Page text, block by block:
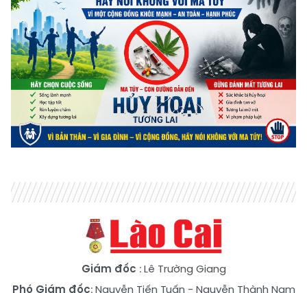
Giám đốc : Lê Trường Giang
Phó Giám đốc:Nguyễn Tiến Tuấn - Nguyễn Thành Nam